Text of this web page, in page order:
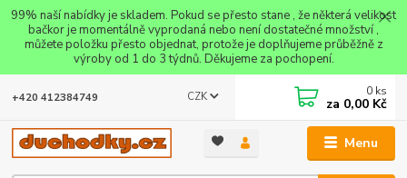
99% naší nabídky je skladem. Pokud se přesto stane , že některá velikost
bačkor je momentálně vyprodaná nebo není dostatečné množství ,
můžete položku přesto objednat, protože je doplňujeme průběžně z
výroby od 1 do 3 týdnů. Děkujeme za pochopení.
Menu
CZK
+420 412384749 0 ks
za 0,00 Kč